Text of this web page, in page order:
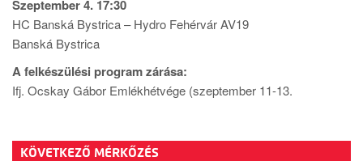
Szeptember 4. 17:30
HC Banská Bystrica – Hydro Fehérvár AV19
Banská Bystrica
A felkészülési program zárása:
Ifj. Ocskay Gábor Emlékhétvége (szeptember 11-13.
KÖVETKEZŐ MÉRKŐZÉS